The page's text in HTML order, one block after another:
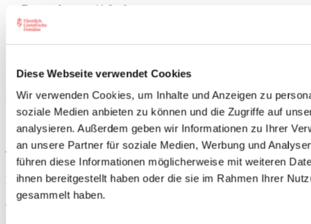
Diese Webseite verwendet Cookies
Wir verwenden Cookies, um Inhalte und Anzeigen zu
soziale Medien anbieten zu können und die Zugriffe auf
analysieren. Außerdem geben wir Informationen zu Ihrer
an unsere Partner für soziale Medien, Werbung und
führen diese Informationen möglicherweise mit weiteren
ihnen bereitgestellt haben oder die sie im Rahmen Ihrer
gesammelt haben.
Restzucker:
11,8 g/l
Säure:
Alkoholgehalt:
11,5 %vol
FÜRSTLICH CASTELL`SCHES DOMÄNENAMT
Schlossplatz 5 - 97355 CastellTelefon: 09325 - 60 160
Telefax: 09325 - 60 188
E-mail:weingut@castell.de
Bürozeiten:
Montag bis Freitag von 8.00 Uhr bis 17.00 Uhr
Öffnungszeiten Vinothek
Montag bis Freitag 10.00 Uhr bis 17.00 Uhr